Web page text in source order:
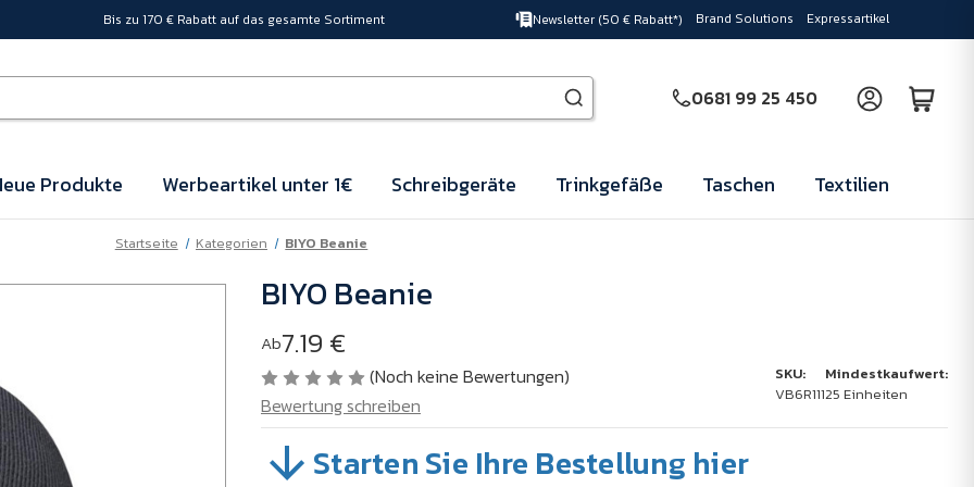
Bis zu 170 € Rabatt auf das gesamte Sortiment Newsletter (50 € Rabatt*) Brand Solutions Expressartikel
0681 99 25 450
Produkte Werbeartikel unter 1€ Schreibgeräte Trinkgefäße Taschen Textilien
Startseite Kategorien BIYO Beanie
BIYO Beanie
Ab7.19 €
(Noch keine Bewertungen)
Bewertung schreiben
SKU:
VB6R111
Mindestkaufwert:
25 Einheiten
SKU:
VB6R111Starten Sie Ihre Bestellung hier